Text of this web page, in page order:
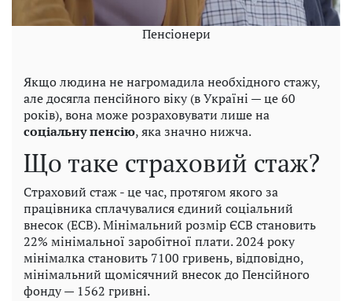
Пенсіонери
Якщо людина не нагромадила необхідного стажу,
але досягла пенсійного віку (в Україні — це 60
років), вона може розраховувати лише на
соціальну пенсію, яка значно нижча.
Що таке страховий стаж?
Страховий стаж - це час, протягом якого за
працівника сплачувалися єдиний соціальний
внесок (ЕСВ). Мінімальний розмір ЄСВ становить
22% мінімальної заробітної плати. 2024 року
мінімалка становить 7100 гривень, відповідно,
мінімальний щомісячний внесок до Пенсійного
фонду — 1562 гривні.